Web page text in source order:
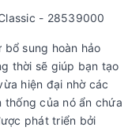
- 28539000
bổ sung hoàn hảo
thời sẽ giúp bạn tạo
hiện đại nhờ các
của nó ẩn chứa
phát triển bởi